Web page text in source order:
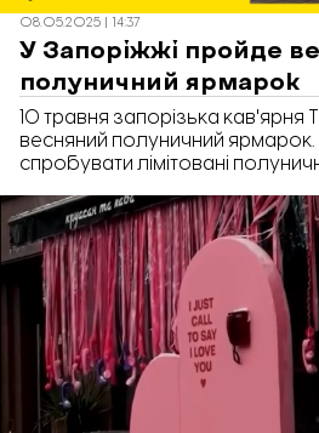
08.05.2025 | 14:37
У Запоріжжі пройде
полуничний ярмарок
10 травня запорізька кав'ярня
весняний полуничний ярмарок.
спробувати лімітовані
підтримають збір на ЗСУ.